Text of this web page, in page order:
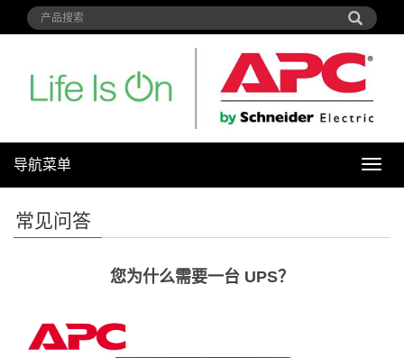
导
导航菜单
常见问答
您为什么需要一台 UPS？